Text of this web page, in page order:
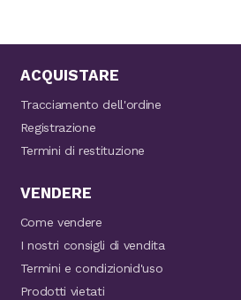
ACQUISTARE
Tracciamento dell'ordine
Registrazione
Termini di restituzione
VENDERE
Come vendere
I nostri consigli di vendita
Termini e condizionid'uso
Prodotti vietati